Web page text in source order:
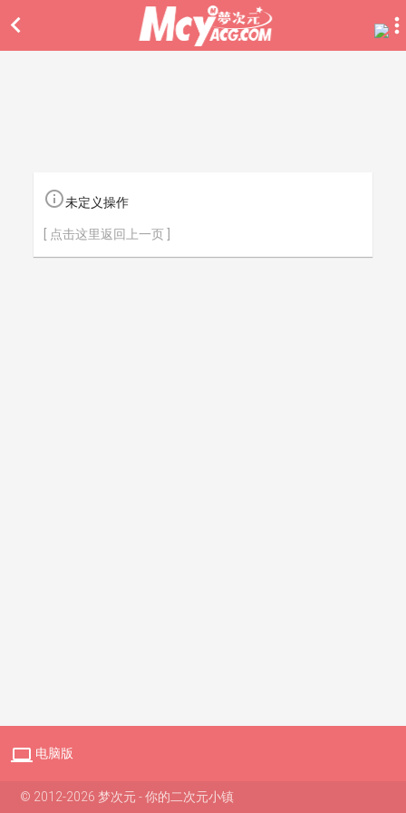

未定义操作
[ 点击这里返回上一页 ]
 电脑版
© 2012-2026 梦次元 - 你的二次元小镇